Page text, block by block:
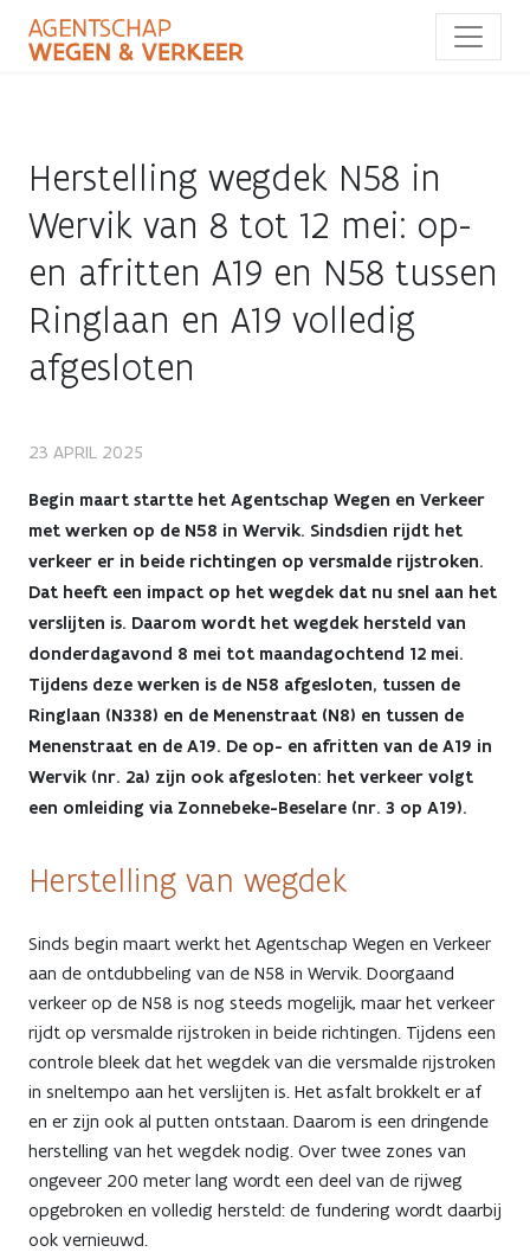
naar
Herstelling wegdek N58 in
Wervik van 8 tot 12 mei: op-
en afritten A19 en N58 tussen
Ringlaan en A19 volledig
afgesloten
Herstelling
wegdek
N58
in
Wervik
van
8
tot
mei:
op-
en
afritten
A19
en
N58
tussen
23 APRIL 2025
Begin maart startte het Agentschap Wegen en Verkeer
met werken op de N58 in Wervik. Sindsdien rijdt het
verkeer er in beide richtingen op versmalde rijstroken.
Dat heeft een impact op het wegdek dat nu snel aan het
verslijten is. Daarom wordt het wegdek hersteld van
donderdagavond 8 mei tot maandagochtend 12 mei.
Tijdens deze werken is de N58 afgesloten, tussen de
Ringlaan (N338) en de Menenstraat (N8) en tussen de
Menenstraat en de A19. De op- en afritten van de A19 in
Wervik (nr. 2a) zijn ook afgesloten: het verkeer volgt
een omleiding via Zonnebeke-Beselare (nr. 3 op A19).
Herstelling van wegdek
Sinds begin maart werkt het Agentschap Wegen en Verkeer
aan de ontdubbeling van de N58 in Wervik. Doorgaand
verkeer op de N58 is nog steeds mogelijk, maar het verkeer
rijdt op versmalde rijstroken in beide richtingen. Tijdens een
controle bleek dat het wegdek van die versmalde rijstroken
in sneltempo aan het verslijten is. Het asfalt brokkelt er af
en er zijn ook al putten ontstaan. Daarom is een dringende
herstelling van het wegdek nodig. Over twee zones van
ongeveer 200 meter lang wordt een deel van de rijweg
opgebroken en volledig hersteld: de fundering wordt daarbij
ook vernieuwd.